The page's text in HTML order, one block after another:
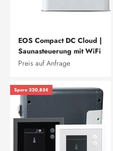
EOS Compact DC Cloud |
Saunasteuerung mit WiFi
Preis auf Anfrage
Spare 320,83€